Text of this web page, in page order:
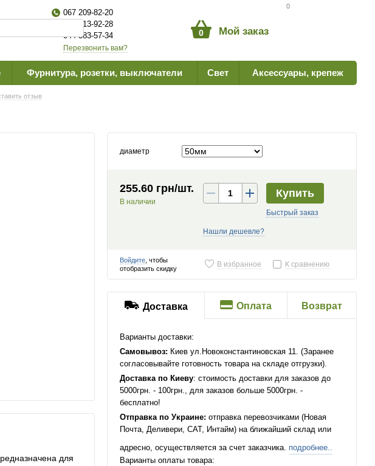
0
067 209-82-20
063 613-92-28
044 383-57-34
Перезвонить вам?
0 Мой заказ
Фурнитура, розетки, выключатели Свет Аксессуары, крепеж
отзыв
для
диаметр
255.60 грн/шт.
В наличии
Купить
Быстрый заказ
Нашли дешевле?
Войдите , чтобы
отобразить скидку
В избранное К сравнению
Доставка Оплата Возврат
Варианты доставки:
Самовывоз: Киев ул.Новоконстантиновская 11. (Заранее
согласовывайте готовность товара на складе отгрузки).
Доставка по Киеву: стоимость доставки для заказов до
5000грн. - 100грн., для заказов больше 5000грн. -
бесплатно!
Отправка по Украине: отправка перевозчиками (Новая
Почта, Деливери, САТ, Интайм) на ближайший склад или
адресно, осуществляется за счет заказчика. подробнее..
Варианты оплаты товара: